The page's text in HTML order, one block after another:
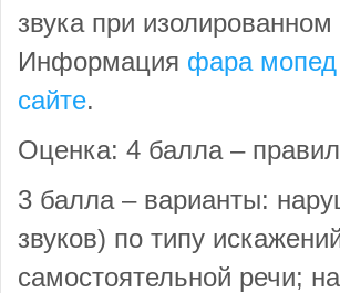
звука при
Информация фара
сайте.
Оценка: 4 балла –
3 балла – варианты:
звуков) по типу
самостоятельной речи;